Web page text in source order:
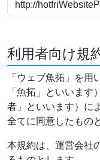
利用者向け規
「ウェブ魚拓」を用
「魚拓」といいます
者」といいます）に
全てに同意したもの
本規約は、運営会社